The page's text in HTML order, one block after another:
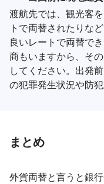
渡航先では、観光客
トで両替されたりな
良いレートで両替で
商もいますから、そ
してください。出発
の犯罪発生状況や防
まとめ
外貨両替と言うと銀